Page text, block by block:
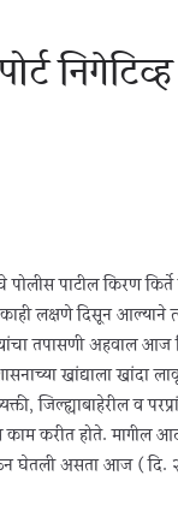
निगेटिव्ह
पाटील किरण किर्ते
लक्षणे दिसून आल्याने
तपासणी अहवाल
खांद्याला खांदा
जिल्ह्याबाहेरील व
काम करीत होते. मागील
असता आज ( दि. २९